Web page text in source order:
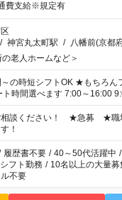
費支給※規定有
/ 神宮丸太町駅 / 八幡前(京都
の老人ホームなど＞
トOK ★もちろんフルタイムシフトも可
時間選べます 7:00～16:00
の場合、他のお仕事と合わせ
の就業はご案内できません ※
社会保険への加入対象とな
の原則禁止）により、短時
場合があります
相談ください！ ★急募 ★職
！
履歴書不要 / 40～50代活躍中 /
シフト勤務 / 10名以上の大量募
不要